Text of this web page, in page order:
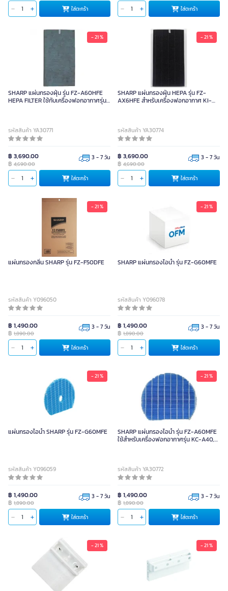
ใส่ตะกร้า ใส่ตะกร้า
- 21 %
SHARP แผ่นกรองฝุ่น รุ่น FZ-A60HFE
HEPA FILTER ใช้กับเครื่องฟอกอากาศรุ่น
รหัสสินค้า YA30771
฿ 3,690.00
฿ 4,690.00
3 - 7 วัน
ใส่ตะกร้า
- 21 %
SHARP แผ่นกรองฝุ่น HEPA รุ่น FZ-
AX6HFE สำหรับเครื่องฟอกอากาศ KI-
รหัสสินค้า YA30774
฿ 3,690.00
฿ 4,690.00
3 - 7 วัน
ใส่ตะกร้า
- 21 %
แผ่นกรองกลิ่น SHARP รุ่น FZ-F50DFE
รหัสสินค้า Y096050
฿ 1,490.00
฿ 1,890.00
3 - 7 วัน
ใส่ตะกร้า
- 21 %
SHARP แผ่นกรองไอน้ำ รุ่น FZ-G60MFE
รหัสสินค้า Y096078
฿ 1,490.00
฿ 1,890.00
3 - 7 วัน
ใส่ตะกร้า
- 21 %
แผ่นกรองไอน้ำ SHARP รุ่น FZ-G60MFE
รหัสสินค้า Y096059
฿ 1,490.00
฿ 1,890.00
3 - 7 วัน
ใส่ตะกร้า
- 21 %
SHARP แผ่นกรองไอน้ำ รุ่น FZ-A60MFE
ใช้สำหรับเครื่องฟอกอากาศรุ่น KC-A40,
รหัสสินค้า YA30772
฿ 1,490.00
฿ 1,890.00
3 - 7 วัน
ใส่ตะกร้า
- 21 % - 21 %